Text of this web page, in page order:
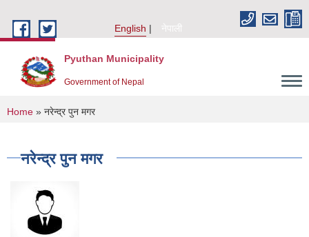
English
नेपाली
Pyuthan Municipality
Government of Nepal
You are here
Home » नरेन्द्र पुन मगर
नरेन्द्र पुन मगर